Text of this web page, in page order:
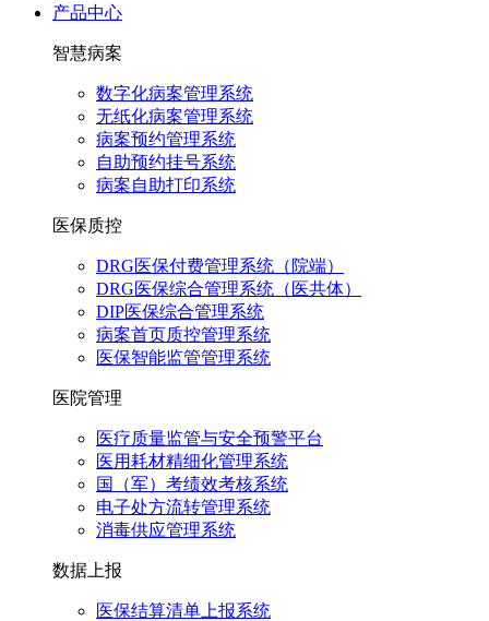
产品中心
智慧病案
数字化病案管理系统
无纸化病案管理系统
病案预约管理系统
自助预约挂号系统
病案自助打印系统
医保质控
DRG医保付费管理系统（院端）
DRG医保综合管理系统（医共体）
DIP医保综合管理系统
病案首页质控管理系统
医保智能监管管理系统
医院管理
医疗质量监管与安全预警平台
医用耗材精细化管理系统
国（军）考绩效考核系统
电子处方流转管理系统
消毒供应管理系统
数据上报
医保结算清单上报系统